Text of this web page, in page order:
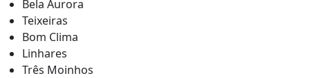
Bela Aurora
Teixeiras
Bom Clima
Linhares
Três Moinhos